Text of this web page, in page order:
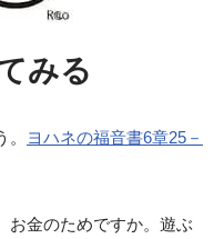
みる
ヨハネの福音書6章25－
お金のためですか。遊ぶ